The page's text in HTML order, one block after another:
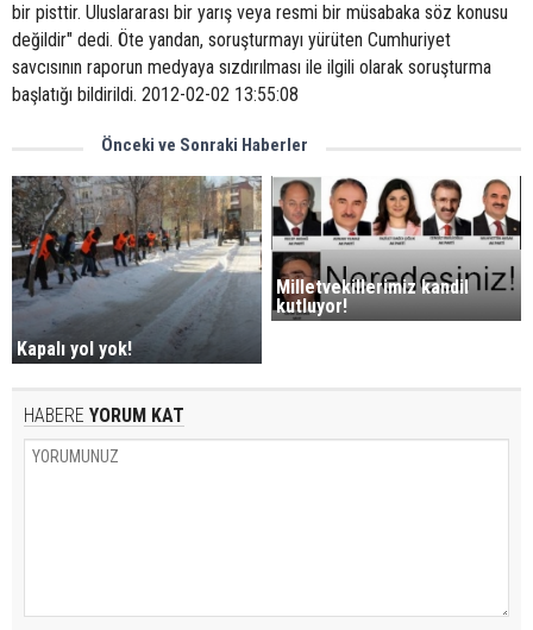
bir pisttir. Uluslararası bir yarış veya resmi bir müsabaka söz konusu
değildir" dedi. Öte yandan, soruşturmayı yürüten Cumhuriyet
savcısının raporun medyaya sızdırılması ile ilgili olarak soruşturma
başlatığı bildirildi. 2012-02-02 13:55:08
Önceki ve Sonraki Haberler
Kapalı yol yok!
Milletvekillerimiz kandil
kutluyor!
HABERE YORUM KAT